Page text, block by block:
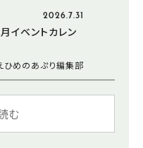
2026.7.31
イベントカレン
ひめのあぷり編集部
む